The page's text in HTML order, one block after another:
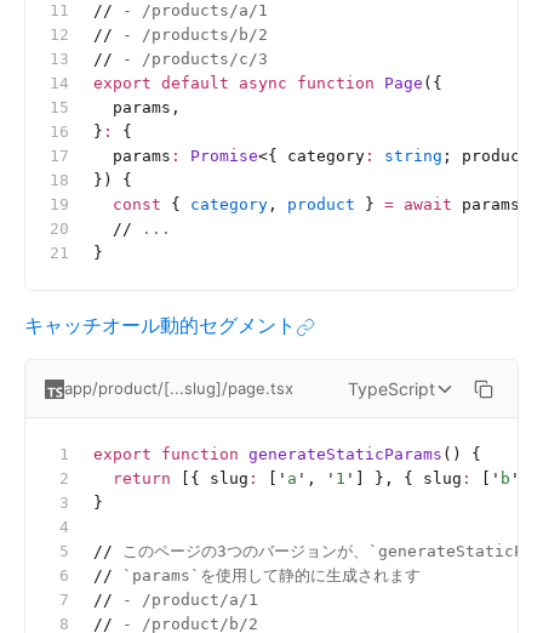
// - /products/a/1
// - /products/b/2
// - /products/c/3
export default async function Page ({
  params,
} :
{
  params
: Promise<{ category : string ; product
}) {
  const
{ category , product } = await params
  //
...
}
キャッチオール動的セグメント
app/product/[...slug]/page.tsx TypeScript
export function generateStaticParams () {
  return
[{ slug : ' a ' , ' 1 ' ] }, { slug : ' b '
}
// このページの3つのバージョンが、
// `params`を使用して静的に生成されます
// - /product/a/1
// - /product/b/2